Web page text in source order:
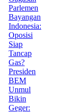
Parlemen
Bayangan
Indonesia:
Oposisi
Siap
Tancap
Gas?
Presiden
BEM
Unmul
Bikin
Geger: